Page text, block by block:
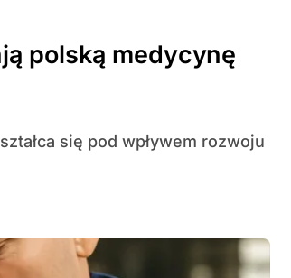
polską medycynę